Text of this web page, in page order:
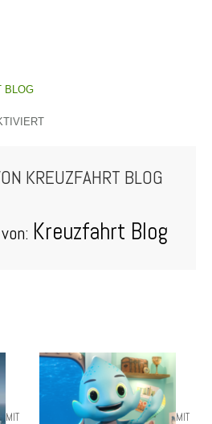
BLOG
KREUZFAHRT BLOG
Kreuzfahrt Blog
MIT MIT